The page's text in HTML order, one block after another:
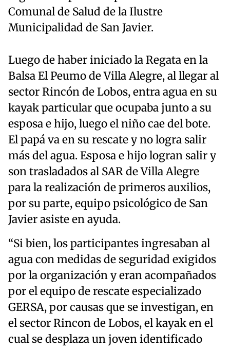
Comunal de Salud de la Ilustre
Municipalidad de San Javier.
Luego de haber iniciado la Regata en la
Balsa El Peumo de Villa Alegre, al llegar al
sector Rincón de Lobos, entra agua en su
kayak particular que ocupaba junto a su
esposa e hijo, luego el niño cae del bote.
El papá va en su rescate y no logra salir
más del agua. Esposa e hijo logran salir y
son trasladados al SAR de Villa Alegre
para la realización de primeros auxilios,
por su parte, equipo psicológico de San
Javier asiste en ayuda.
“Si bien, los participantes ingresaban al
agua con medidas de seguridad exigidos
por la organización y eran acompañados
por el equipo de rescate especializado
GERSA, por causas que se investigan, en
el sector Rincon de Lobos, el kayak en el
cual se desplaza un joven identificado